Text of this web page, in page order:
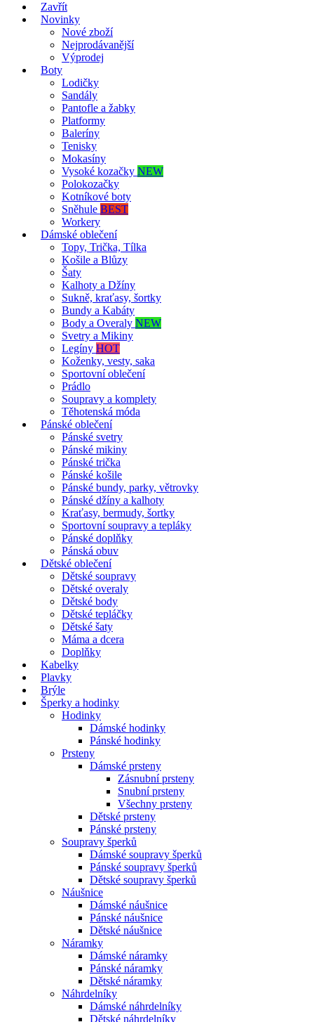
Zavřít
Novinky
Nové zboží
Nejprodávanější
Výprodej
Boty
Lodičky
Sandály
Pantofle a žabky
Platformy
Baleríny
Tenisky
Mokasíny
Vysoké kozačky NEW
Polokozačky
Kotníkové boty
Sněhule BEST
Workery
Dámské oblečení
Topy, Trička, Tílka
Košile a Blůzy
Šaty
Kalhoty a Džíny
Sukně, kraťasy, šortky
Bundy a Kabáty
Body a Overaly NEW
Svetry a Mikiny
Legíny HOT
Koženky, vesty, saka
Sportovní oblečení
Prádlo
Soupravy a komplety
Těhotenská móda
Pánské oblečení
Pánské svetry
Pánské mikiny
Pánské trička
Pánské košile
Pánské bundy, parky, větrovky
Pánské džíny a kalhoty
Kraťasy, bermudy, šortky
Sportovní soupravy a tepláky
Pánské doplňky
Pánská obuv
Dětské oblečení
Dětské soupravy
Dětské overaly
Dětské body
Dětské tepláčky
Dětské šaty
Máma a dcera
Doplňky
Kabelky
Plavky
Brýle
Šperky a hodinky
Hodinky
Dámské hodinky
Pánské hodinky
Prsteny
Dámské prsteny
Zásnubní prsteny
Snubní prsteny
Všechny prsteny
Dětské prsteny
Pánské prsteny
Soupravy šperků
Dámské soupravy šperků
Pánské soupravy šperků
Dětské soupravy šperků
Náušnice
Dámské náušnice
Pánské náušnice
Dětské náušnice
Náramky
Dámské náramky
Pánské náramky
Dětské náramky
Náhrdelníky
Dámské náhrdelníky
Dětské náhrdelníky